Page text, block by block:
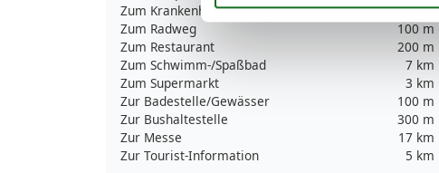
Zum Krankenhaus/Klinik
15 km
Zum Radweg
100 m
Zum Restaurant
200 m
Zum Schwimm-/Spaßbad
7 km
Zum Supermarkt
3 km
Zur Badestelle/Gewässer
100 m
Zur Bushaltestelle
300 m
Zur Messe
17 km
Zur Tourist-Information
5 km